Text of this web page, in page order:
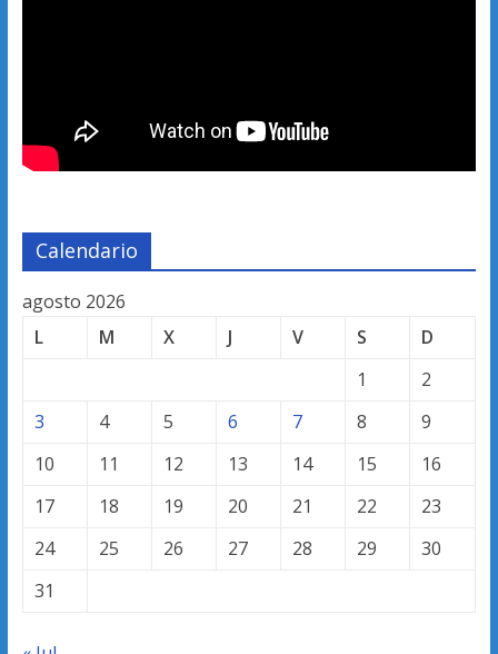
Calendario
agosto 2026
L
M X J V S
D
1
2
3
4 5 6 7 8
9
10
11 12 13 14 15
16
17
18 19 20 21 22
23
24
25 26 27 28 29
30
31